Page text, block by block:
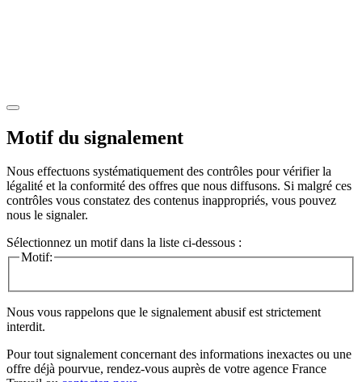
Motif du signalement
Nous effectuons systématiquement des contrôles pour vérifier la
légalité et la conformité des offres que nous diffusons. Si malgré ces
contrôles vous constatez des contenus inappropriés, vous pouvez
nous le signaler.
Sélectionnez un motif dans la liste ci-dessous :
Motif:
Nous vous rappelons que le signalement abusif est strictement
interdit.
Pour tout signalement concernant des informations inexactes ou une
offre déjà pourvue, rendez-vous auprès de votre agence France